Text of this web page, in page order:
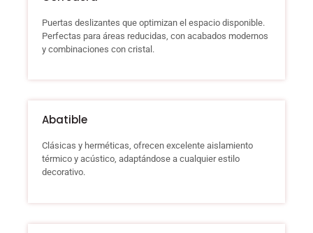
Puertas deslizantes que optimizan el espacio disponible.
Perfectas para áreas reducidas, con acabados modernos
y combinaciones con cristal.
Abatible
Clásicas y herméticas, ofrecen excelente aislamiento
térmico y acústico, adaptándose a cualquier estilo
decorativo.